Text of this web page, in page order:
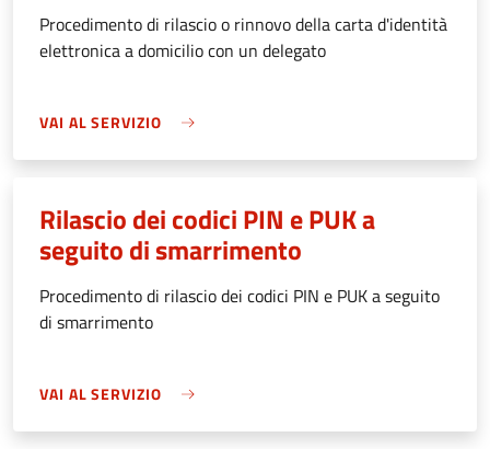
Procedimento di rilascio o rinnovo della carta d'identità
elettronica a domicilio con un delegato
VAI AL SERVIZIO
Rilascio dei codici PIN e PUK a
seguito di smarrimento
Procedimento di rilascio dei codici PIN e PUK a seguito
di smarrimento
VAI AL SERVIZIO